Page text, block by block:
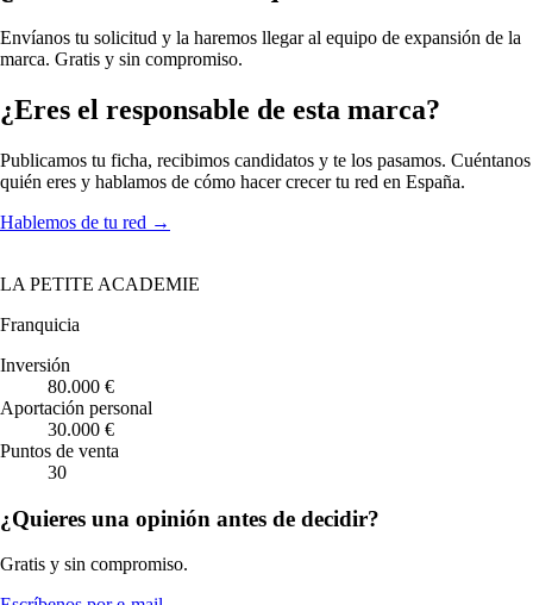
Envíanos tu solicitud y la haremos llegar al equipo de expansión de la
marca. Gratis y sin compromiso.
¿Eres el responsable de esta marca?
Publicamos tu ficha, recibimos candidatos y te los pasamos. Cuéntanos
quién eres y hablamos de cómo hacer crecer tu red en España.
Hablemos de tu red →
LA PETITE ACADEMIE
Franquicia
Inversión
80.000 €
Aportación personal
30.000 €
Puntos de venta
30
¿Quieres una opinión antes de decidir?
Gratis y sin compromiso.